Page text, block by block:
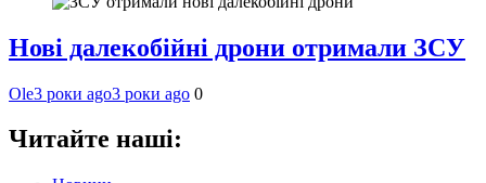
Нові далекобійні дрони отримали ЗСУ
Ole3 роки ago3 роки ago 0
Читайте наші: